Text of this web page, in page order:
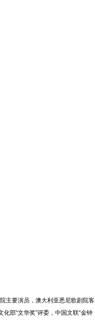
主要演员，澳大利亚悉尼歌剧院客
部“文华奖”评委，中国文联“金钟